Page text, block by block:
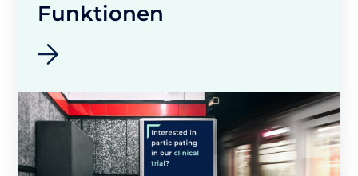
Funktionen